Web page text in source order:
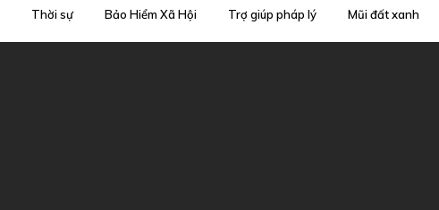
Thời sự Bảo Hiểm Xã Hội Trợ giúp pháp lý Mũi đất xanh